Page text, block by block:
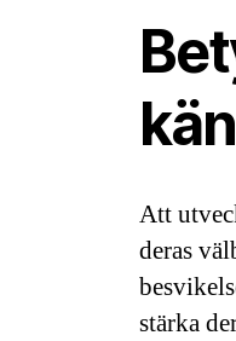
Att
deras
stärka